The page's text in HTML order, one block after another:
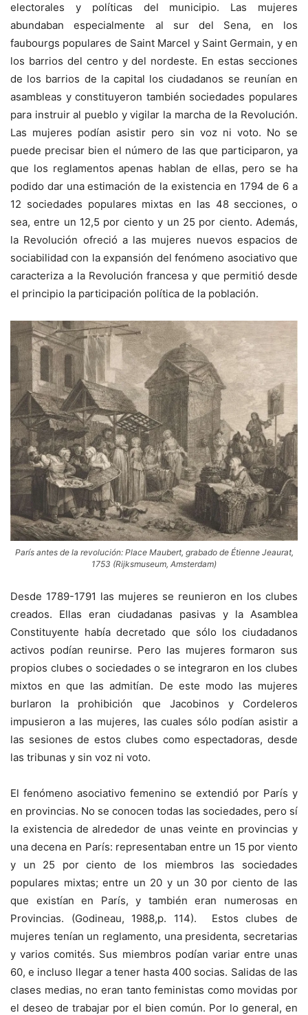
electorales y políticas del municipio. Las mujeres
abundaban especialmente al sur del Sena, en los
faubourgs populares de Saint Marcel y Saint Germain, y en
los barrios del centro y del nordeste. En estas secciones
de los barrios de la capital los ciudadanos se reunían en
asambleas y constituyeron también sociedades populares
para instruir al pueblo y vigilar la marcha de la Revolución.
Las mujeres podían asistir pero sin voz ni voto. No se
puede precisar bien el número de las que participaron, ya
que los reglamentos apenas hablan de ellas, pero se ha
podido dar una estimación de la existencia en 1794 de 6 a
12 sociedades populares mixtas en las 48 secciones, o
sea, entre un 12,5 por ciento y un 25 por ciento. Además,
la Revolución ofreció a las mujeres nuevos espacios de
sociabilidad con la expansión del fenómeno asociativo que
caracteriza a la Revolución francesa y que permitió desde
el principio la participación política de la población.
París antes de la revolución: Place Maubert, grabado de Étienne Jeaurat,
1753 (Rijksmuseum, Amsterdam)
Desde 1789-1791 las mujeres se reunieron en los clubes
creados. Ellas eran ciudadanas pasivas y la Asamblea
Constituyente había decretado que sólo los ciudadanos
activos podían reunirse. Pero las mujeres formaron sus
propios clubes o sociedades o se integraron en los clubes
mixtos en que las admitían. De este modo las mujeres
burlaron la prohibición que Jacobinos y Cordeleros
impusieron a las mujeres, las cuales sólo podían asistir a
las sesiones de estos clubes como espectadoras, desde
las tribunas y sin voz ni voto.
El fenómeno asociativo femenino se extendió por París y
en provincias. No se conocen todas las sociedades, pero sí
la existencia de alrededor de unas veinte en provincias y
una decena en París: representaban entre un 15 por viento
y un 25 por ciento de los miembros las sociedades
populares mixtas; entre un 20 y un 30 por ciento de las
que existían en París, y también eran numerosas en
Provincias. (Godineau, 1988,p. 114). Estos clubes de
mujeres tenían un reglamento, una presidenta, secretarias
y varios comités. Sus miembros podían variar entre unas
60, e incluso llegar a tener hasta 400 socias. Salidas de las
clases medias, no eran tanto feministas como movidas por
el deseo de trabajar por el bien común. Por lo general, en